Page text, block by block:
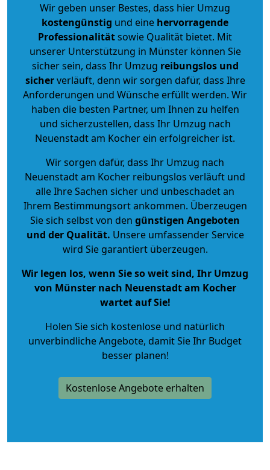
Wir geben unser Bestes, dass hier Umzug
kostengünstig und eine hervorragende
Professionalitätsowie Qualität bietet. Mit
unserer Unterstützung in Münster können Sie
sicher sein, dass Ihr Umzug reibungslos und
sicherverläuft, denn wir sorgen dafür, dass Ihre
Anforderungen und Wünsche erfüllt werden. Wir
haben die besten Partner, um Ihnen zu helfen
und sicherzustellen, dass Ihr Umzug nach
Neuenstadt am Kocher ein erfolgreicher ist.
Wir sorgen dafür, dass Ihr Umzug nach
Neuenstadt am Kocher reibungslos verläuft und
alle Ihre Sachen sicher und unbeschadet an
Ihrem Bestimmungsort ankommen. Überzeugen
Sie sich selbst von den günstigen Angeboten
und der Qualität. Unsere umfassender Service
wird Sie garantiert überzeugen.
Wir legen los, wenn Sie so weit sind, Ihr Umzug
von Münster nach Neuenstadt am Kocher
wartet auf Sie!
Holen Sie sich kostenlose und natürlich
unverbindliche Angebote, damit Sie Ihr Budget
besser planen!
Kostenlose Angebote erhalten